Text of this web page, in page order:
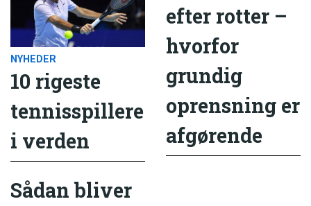
NYHEDER
10 rigeste
tennisspillere
i verden
efter rotter –
hvorfor
grundig
oprensning er
afgørende
Sådan bliver